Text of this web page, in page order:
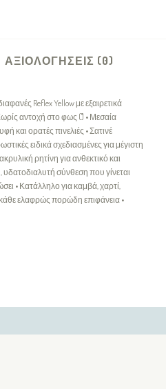
ΑΞΙΟΛΟΓΉΣΕΙΣ (0)
Reflex Yellow με εξαιρετικά
αντοχή στο φως (˚) • Μεσαία
και ορατές πινελιές • Σατινέ
ειδικά σχεδιασμένες για μέγιστη
ρητίνη για ανθεκτικό και
σύνθεση που γίνεται
• Κατάλληλο για καμβά, χαρτί,
κάθε ελαφρώς πορώδη επιφάνεια •